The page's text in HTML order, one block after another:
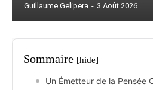
Guillaume Gelipera - 3 Août 2026
Sommaire [hide]
Un Émetteur de la Pensée